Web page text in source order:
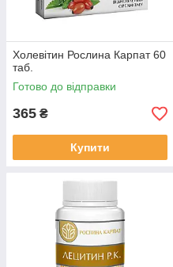
Холевітин Рослина Карпат 60
таб.
Готово до відправки
365 ₴
Купити